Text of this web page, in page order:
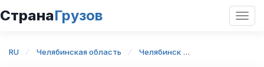
СтранаГрузов
RU Челябинская область Челябинск